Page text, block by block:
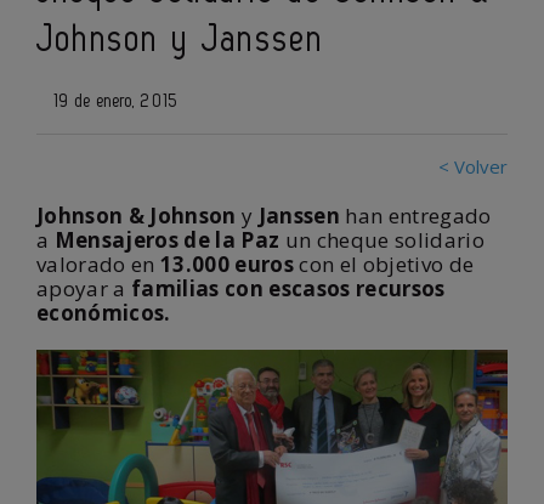
Johnson y Janssen
19 de enero, 2015
< Volver
Johnson & Johnson y Janssen han entregado
a Mensajeros de la Paz un cheque solidario
valorado en13.000 euroscon el objetivo de
apoyar a familias con escasos recursos
económicos.